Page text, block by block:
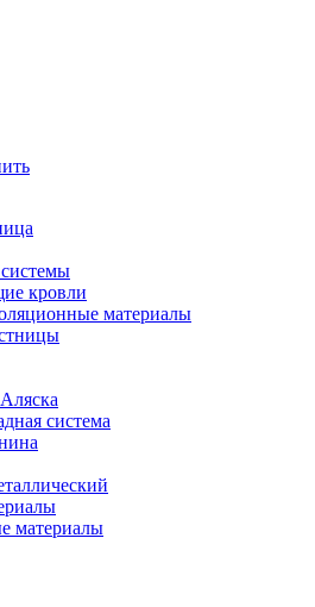
кровли
материалы
система
материалы